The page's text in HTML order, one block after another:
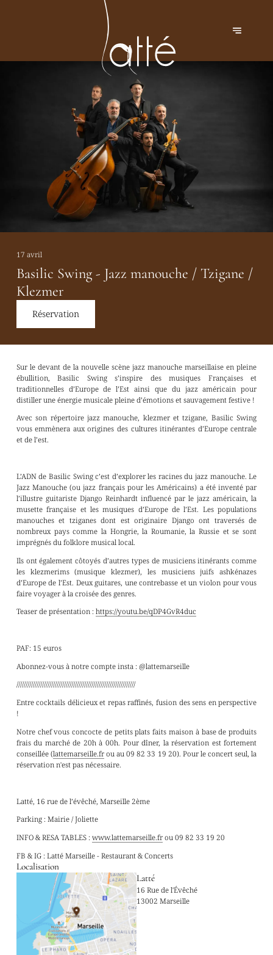
17 avril
Basilic Swing - Jazz manouche / Tzigane /
Klezmer
Réservation
Sur le devant de la nouvelle scène jazz manouche marseillaise en pleine
ébullition, Basilic Swing s’inspire des musiques Françaises et
traditionnelles d’Europe de l’Est ainsi que du jazz américain pour
distiller une énergie musicale pleine d’émotions et sauvagement festive !
Avec son répertoire jazz manouche, klezmer et tzigane, Basilic Swing
vous emmènera aux origines des cultures itinérantes d’Europe centrale
et de l’est.
L’ADN de Basilic Swing c’est d’explorer les racines du jazz manouche. Le
Jazz Manouche (ou jazz français pour les Américains) a été inventé par
l’illustre guitariste Django Reinhardt influencé par le jazz américain, la
musette française et les musiques d’Europe de l’Est. Les populations
manouches et tziganes dont est originaire Django ont traversés de
nombreux pays comme la Hongrie, la Roumanie, la Russie et se sont
imprégnés du folklore musical local.
Ils ont également côtoyés d’autres types de musiciens itinérants comme
les klezmerims (musique klezmer), les musiciens juifs ashkénazes
d’Europe de l’Est. Deux guitares, une contrebasse et un violon pour vous
faire voyager à la croisée des genres.
Teaser de présentation : https://youtu.be/qDP4GvR4duc
PAF: 15 euros
Abonnez-vous à notre compte insta : @lattemarseille
/////////////////////////////////////////////////////////////////
Entre cocktails délicieux et repas raffinés, fusion des sens en perspective
!
Notre chef vous concocte de petits plats faits maison à base de produits
frais du marché de 20h à 00h. Pour dîner, la réservation est fortement
conseillée (lattemarseille.frou au 09 82 33 19 20). Pour le concert seul, la
réservation n'est pas nécessaire.
Latté, 16 rue de l’évêché, Marseille 2ème
Parking : Mairie / Joliette
INFO & RESA TABLES : www.lattemarseille.frou 09 82 33 19 20
FB & IG : Latté Marseille - Restaurant & Concerts
Localisation
Latté
16 Rue de l'Évêché
13002 Marseille